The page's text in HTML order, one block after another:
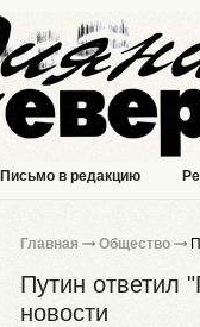
Письмо в редакцию
Главная Общество
Путин ответил
новости